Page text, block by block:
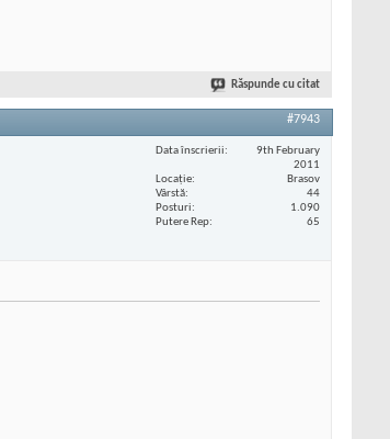
Răspunde cu citat
#7943
Data înscrierii
9th February
2011
Locaţie
Brasov
Vârstă
44
Posturi
1.090
Putere Rep
65